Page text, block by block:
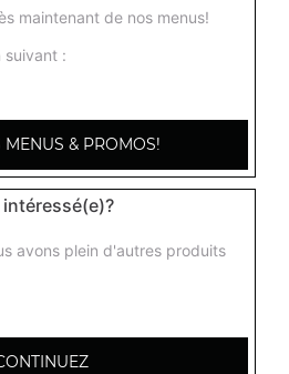
maintenant de nos menus!
suivant :
& PROMOS!
intéressé(e)?
avons plein d'autres produits